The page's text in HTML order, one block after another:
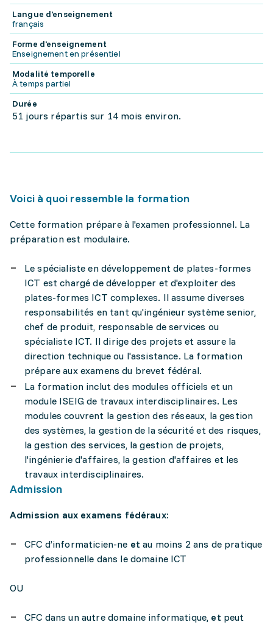
Langue d'enseignement
français
Forme d'enseignement
Enseignement en présentiel
Modalité temporelle
À temps partiel
Durée
51 jours répartis sur 14 mois environ.
Voici à quoi ressemble la formation
Cette formation prépare à l'examen professionnel. La
préparation est modulaire.
Le spécialiste en développement de plates-formes
ICT est chargé de développer et d'exploiter des
plates-formes ICT complexes. Il assume diverses
responsabilités en tant qu'ingénieur système senior,
chef de produit, responsable de services ou
spécialiste ICT. Il dirige des projets et assure la
direction technique ou l'assistance. La formation
prépare aux examens du brevet fédéral.
La formation inclut des modules officiels et un
module ISEIG de travaux interdisciplinaires. Les
modules couvrent la gestion des réseaux, la gestion
des systèmes, la gestion de la sécurité et des risques,
la gestion des services, la gestion de projets,
l'ingénierie d'affaires, la gestion d'affaires et les
travaux interdisciplinaires.
Admission
Admission aux examens fédéraux:
CFC d’informaticien-ne et au moins 2 ans de pratique
professionnelle dans le domaine ICT
OU
CFC dans un autre domaine informatique, et peut